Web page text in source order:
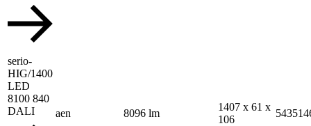
serio-
HIG/1400
LED
8100 840
DALI
aen 8096 lm
1407 x 61 x
106